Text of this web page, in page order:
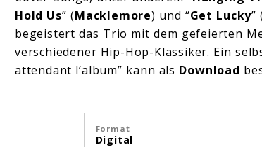
Hold Us” (Macklemore) und “Get Lucky”
begeistert das Trio mit dem gefeierten
verschiedener Hip-Hop-Klassiker. Ein
attendant l‘album” kann als Download
Format
Digital